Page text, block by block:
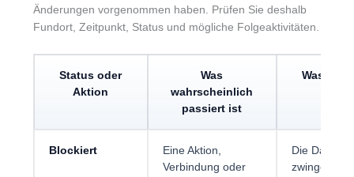
Änderungen vorgenommen haben. Prüfen Sie deshalb
Fundort, Zeitpunkt, Status und mögliche Folgeaktivitäten.
Status oder
Aktion
Was
wahrscheinlich
passiert ist
Was
Blockiert
Eine Aktion,
Verbindung oder
Die Datei
zwingend